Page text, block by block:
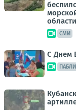
области
СМИ
С Днем